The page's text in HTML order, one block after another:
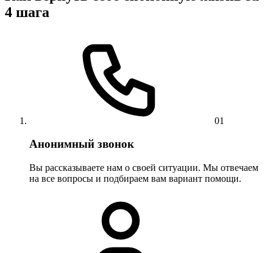
4 шага
01
Анонимный звонок
Вы рассказываете нам о своей ситуации. Мы отвечаем
на все вопросы и подбираем вам вариант помощи.